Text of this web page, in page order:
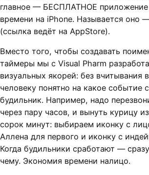
главное — БЕСПЛАТНОЕ приложение
времени на iPhone. Называется оно
(ссылка ведёт на AppStore).
Вместо того, чтобы создавать
таймеры мы с Visual Pharm
визуальных якорей: без вчитывания
человеку понятно на какое событие
будильник. Например, надо
через пару часов, и вынуть курицу
сорок минут: выбираем иконку с
Аллена для первого и иконку с
Когда будильники сработают —
чему. Экономия времени налицо.